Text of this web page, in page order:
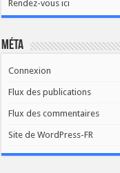
Rendez-vous ici
Méta
Connexion
Flux des publications
Flux des commentaires
Site de WordPress-FR